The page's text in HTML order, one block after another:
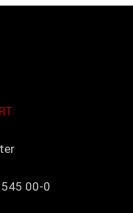
00-0